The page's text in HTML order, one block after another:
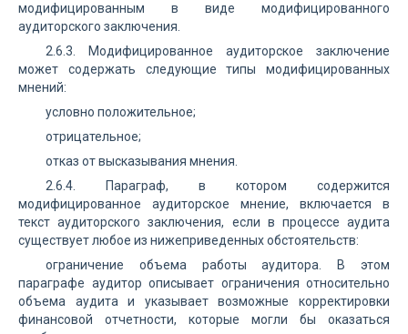
модифицированным в виде модифицированного
аудиторского заключения.
2.6.3. Модифицированное аудиторское заключение
может содержать следующие типы модифицированных
мнений:
условно положительное;
отрицательное;
отказ от высказывания мнения.
2.6.4. Параграф, в котором содержится
модифицированное аудиторское мнение, включается в
текст аудиторского заключения, если в процессе аудита
существует любое из нижеприведенных обстоятельств:
ограничение объема работы аудитора. В этом
параграфе аудитор описывает ограничения относительно
объема аудита и указывает возможные корректировки
финансовой отчетности, которые могли бы оказаться